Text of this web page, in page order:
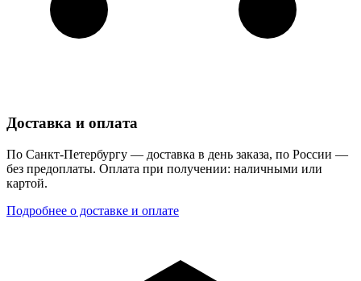
Доставка и оплата
По Санкт-Петербургу — доставка в день заказа, по России —
без предоплаты. Оплата при получении: наличными или
картой.
Подробнее о доставке и оплате